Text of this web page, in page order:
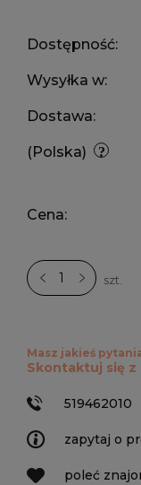
Dostępność:
Wysyłka w:
Dostawa:
(Polska)
Cena:
szt.
zapytaj o
poleć
Masz jakieś
Skontaktuj się z
519462010